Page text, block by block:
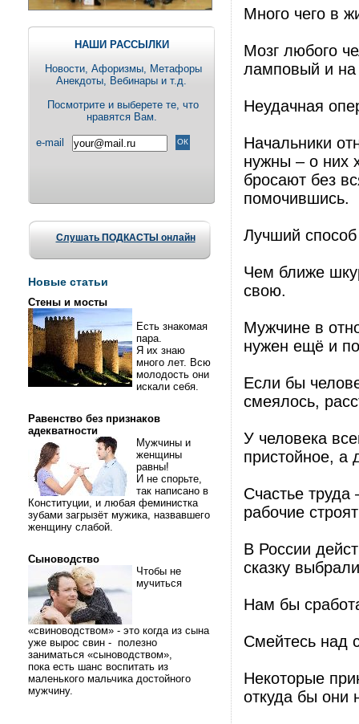
НАШИ РАССЫЛКИ
Новости, Aфоризмы, Метафоры
Анекдоты, Вебинары и т.д.
Посмотрите и выберете те, что
нравятся Вам.
e-mail
Слушать ПОДКАСТЫ онлайн
Новые статьи
Стены и мосты
Есть знакомая
пара.
Я их знаю
много лет. Всю
молодость они
искали себя.
Равенство без признаков
адекватности
Мужчины и
женщины
равны!
И не спорьте,
так написано в
Конституции, и любая феминистка
зубами загрызёт мужика, назвавшего
женщину слабой.
Сыноводство
Чтобы не
мучиться
«свиноводством» - это когда из сына
уже вырос свин - полезно
заниматься «сыноводством»,
пока есть шанс воспитать из
маленького мальчика достойного
мужчину.
Много чего в
Мозг любого
ламповый и на
Неудачная
Начальники
нужны – о них
бросают без
помочившись.
Лучший способ
Чем ближе
свою.
Мужчине в
нужен ещё и
Если бы
смеялось,
У человека
пристойное, а
Счастье труда
рабочие
В России
сказку
Нам бы
Смейтесь над
Некоторые
откуда бы они